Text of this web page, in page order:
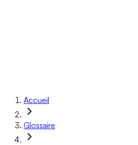
Accueil
Glossaire